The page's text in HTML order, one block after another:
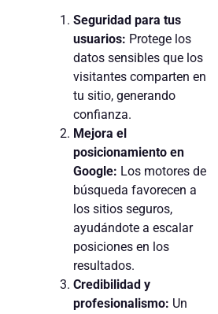
Seguridad para tus
usuarios: Protege los
datos sensibles que los
visitantes comparten en
tu sitio, generando
confianza.
Mejora el
posicionamiento en
Google: Los motores de
búsqueda favorecen a
los sitios seguros,
ayudándote a escalar
posiciones en los
resultados.
Credibilidad y
profesionalismo: Un